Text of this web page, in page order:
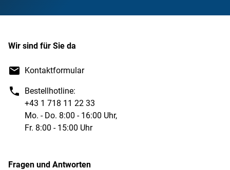
Wir sind für Sie da
Kontaktformular
Bestellhotline:
+43 1 718 11 22 33
Mo. - Do. 8:00 - 16:00 Uhr,
Fr. 8:00 - 15:00 Uhr
Fragen und Antworten